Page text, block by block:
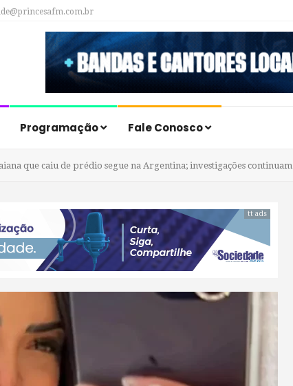
Programação Fale Conosco
que caiu de prédio segue na Argentina; investigações continuam
tt ads